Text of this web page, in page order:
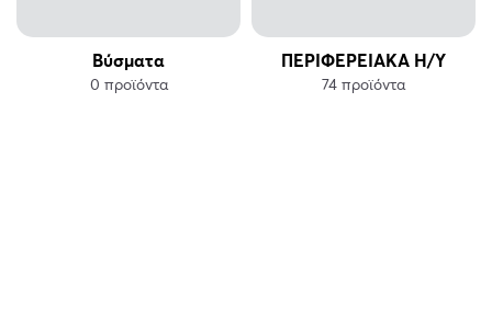
Βύσματα
0 προϊόντα
ΠΕΡΙΦΕΡΕΙΑΚΑ Η/Υ
74 προϊόντα